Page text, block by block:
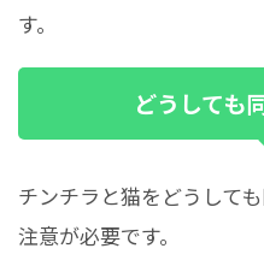
す。
どうしても
チンチラと猫をどうして
注意が必要です。